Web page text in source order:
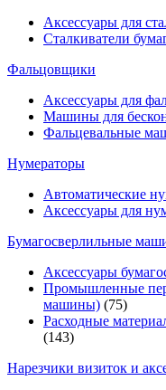
Аксессуары для
Сталкиватели
Фальцовщики
Аксессуары для
Машины для
Фальцевальные
Нумераторы
Автоматические
Аксессуары для
Бумагосверлильные
Аксессуары
Промышленные
машины) (75)
Расходные
(143)
Нарезчики визиток и